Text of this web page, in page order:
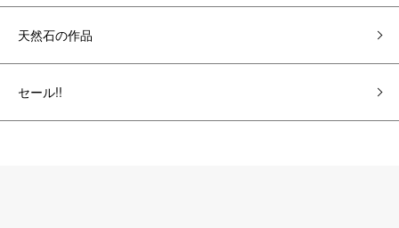
天然石の作品
セール!!